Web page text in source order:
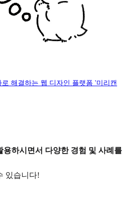
해결하는 웹 디자인 플랫폼 '미리캔
하시면서 다양한 경험 및 사례를
있습니다!